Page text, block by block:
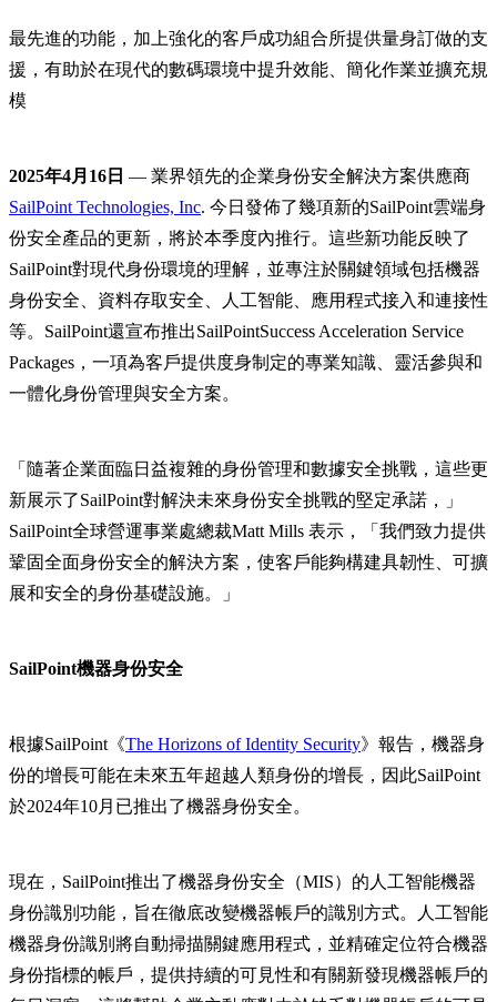
最先進的功能，加上強化的客戶成功組合所提供量身訂做的支
援，有助於在現代的數碼環境中提升效能、簡化作業並擴充規
模
2025年4月16日 — 業界領先的企業身份安全解決方案供應商
SailPoint Technologies, Inc. 今日發佈了幾項新的SailPoint雲端身
份安全產品的更新，將於本季度內推行。這些新功能反映了
SailPoint對現代身份環境的理解，並專注於關鍵領域包括機器
身份安全、資料存取安全、人工智能、應用程式接入和連接性
等。SailPoint還宣布推出SailPointSuccess Acceleration Service
Packages，一項為客戶提供度身制定的專業知識、靈活參與和
一體化身份管理與安全方案。
「隨著企業面臨日益複雜的身份管理和數據安全挑戰，這些更
新展示了SailPoint對解決未來身份安全挑戰的堅定承諾，」
SailPoint全球營運事業處總裁Matt Mills 表示，「我們致力提供
鞏固全面身份安全的解決方案，使客戶能夠構建具韌性、可擴
展和安全的身份基礎設施。」
SailPoint機器身份安全
根據SailPoint《The Horizons of Identity Security》報告，機器身
份的增長可能在未來五年超越人類身份的增長，因此SailPoint
於2024年10月已推出了機器身份安全。
現在，SailPoint推出了機器身份安全（MIS）的人工智能機器
身份識別功能，旨在徹底改變機器帳戶的識別方式。人工智能
機器身份識別將自動掃描關鍵應用程式，並精確定位符合機器
身份指標的帳戶，提供持續的可見性和有關新發現機器帳戶的